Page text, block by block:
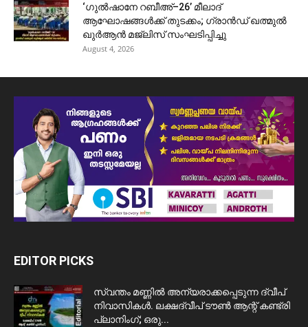
‘ഗുൽഷാനേ റബീഅ്–26’ മീലാദ്
ആഘോഷങ്ങൾക്ക് തുടക്കം; ഗ്രാൻഡ് ഖത്മുൽ
ഖുർആൻ മജ്‌ലിസ് സംഘടിപ്പിച്ചു
August 4, 2026
EDITOR PICKS
സ്വന്തം മണ്ണിൽ അന്യരാക്കപ്പെടുന്ന ദ്വീപ്
നിവാസികൾ. ലക്ഷദ്വീപ് ടൗൺ ആന്റ് കണ്ട്രി
പ്ലാനിംഗ്; ഒരു...